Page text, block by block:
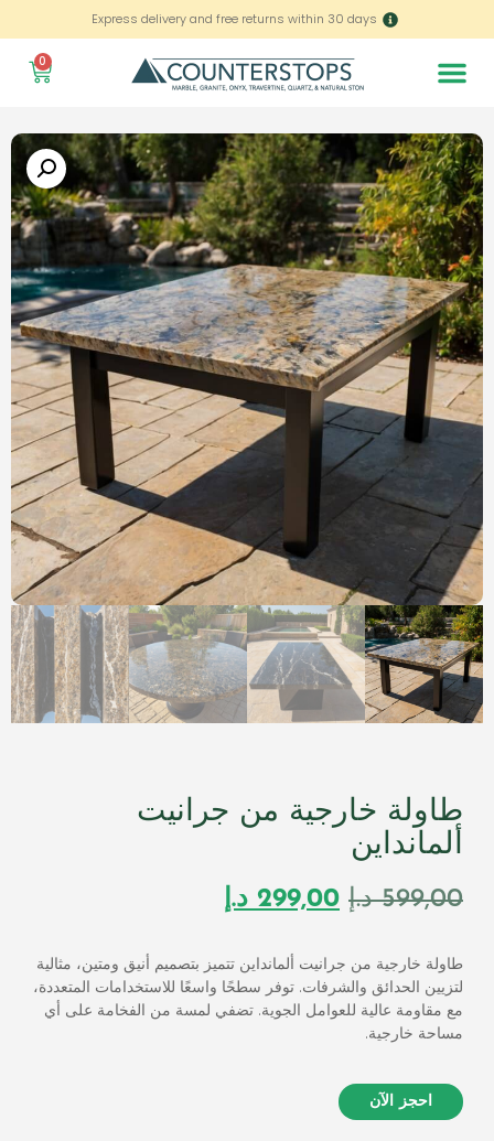
Express delivery and free returns within 30 days
0
طاولة خارجية من جرانيت
ألمانداين
599,00 د.إ 299,00 د.إ
طاولة خارجية من جرانيت ألمانداين تتميز بتصميم أنيق ومتين، مثالية
لتزيين الحدائق والشرفات. توفر سطحًا واسعًا للاستخدامات المتعددة،
مع مقاومة عالية للعوامل الجوية. تضفي لمسة من الفخامة على أي
مساحة خارجية.
احجز الآن